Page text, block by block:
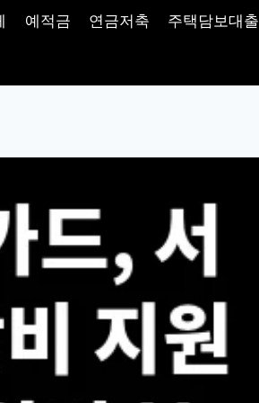
예적금 연금저축 주택담보대출